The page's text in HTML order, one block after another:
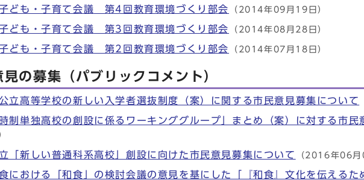
ども・子育て会議 第4回教育環境づくり部会 （2014年09月19日）
ども・子育て会議 第3回教育環境づくり部会 （2014年08月28日）
ども・子育て会議 第2回教育環境づくり部会 （2014年07月18日）
見の募集（パブリックコメント）
立高等学校の新しい入学者選抜制度（案）に関する市民意見募集について
時制単独高校の創設に係るワーキンググループ」まとめ（案）に対する市民
「新しい普通科系高校」創設に向けた市民意見募集について
（2016年06月
における「和食」の検討会議の意見を基にした「『和食』文化を伝えるた